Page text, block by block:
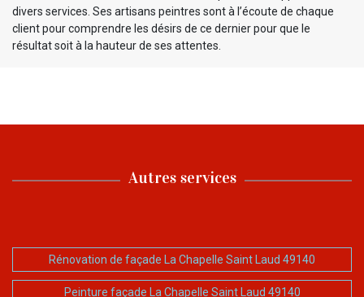
divers services. Ses artisans peintres sont à l’écoute de chaque
client pour comprendre les désirs de ce dernier pour que le
résultat soit à la hauteur de ses attentes.
Autres services
Rénovation de façade La Chapelle Saint Laud 49140
Peinture façade La Chapelle Saint Laud 49140